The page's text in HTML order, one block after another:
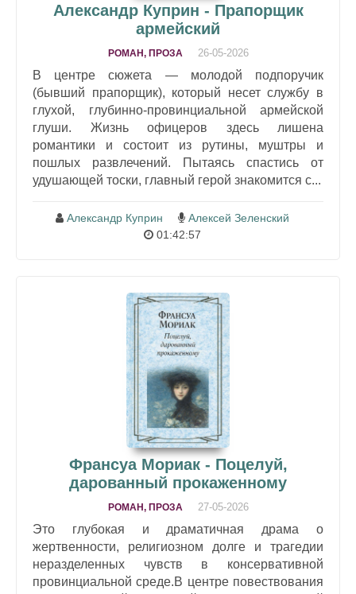
Александр Куприн - Прапорщик
армейский
РОМАН, ПРОЗА 26-05-2026
В центре сюжета — молодой подпоручик
(бывший прапорщик), который несет службу в
глухой, глубинно-провинциальной армейской
глуши. Жизнь офицеров здесь лишена
романтики и состоит из рутины, муштры и
пошлых развлечений. Пытаясь спастись от
удушающей тоски, главный герой знакомится с...
Александр Куприн
Алексей Зеленский
01:42:57
Франсуа Мориак - Поцелуй,
дарованный прокаженному
РОМАН, ПРОЗА 27-05-2026
Это глубокая и драматичная драма о
жертвенности, религиозном долге и трагедии
неразделенных чувств в консервативной
провинциальной среде.В центре повествования